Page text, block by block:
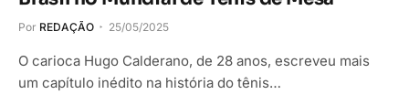
Por REDAÇÃO 25/05/2025
O carioca Hugo Calderano, de 28 anos, escreveu mais
um capítulo inédito na história do tênis…